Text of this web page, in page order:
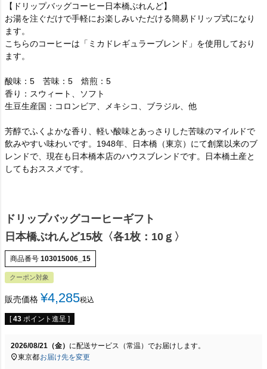
【ドリップバッグコーヒー日本橋ぶれんど】
お湯を注ぐだけで手軽にお楽しみいただける簡易ドリップ式になり
ます。
こちらのコーヒーは「ミカドレギュラーブレンド」を使用しており
ます。
酸味：5 苦味：5 焙煎：5
香り：スウィート、ソフト
生豆生産国：コロンビア、メキシコ、ブラジル、他
芳醇でふくよかな香り、軽い酸味とあっさりした苦味のマイルドで
飲みやすい味わいです。1948年、日本橋（東京）にて創業以来のブ
レンドで、現在も日本橋本店のハウスブレンドです。日本橋土産と
してもおススメです。
ドリップバッグコーヒーギフト
日本橋ぶれんど15枚〈各1枚：10ｇ〉
商品番号 103015006_15
クーポン対象
販売価格 ¥4,285税込
[ 43 ポイント進呈 ]
2026/08/21（金） に配送サービス（常温） でお届けします。
東京都お届け先を変更